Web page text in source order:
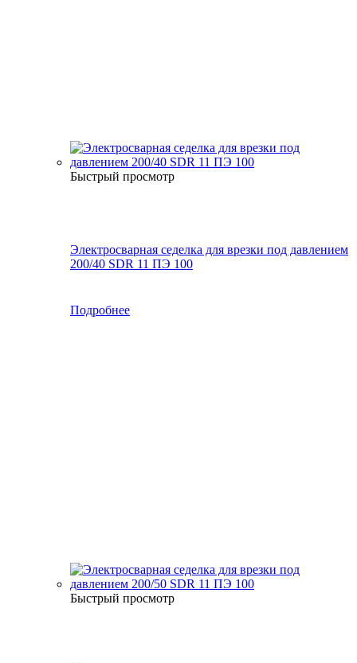
Быстрый просмотр
Электросварная седелка для врезки под давлением
200/40 SDR 11 ПЭ 100
Подробнее
Быстрый просмотр